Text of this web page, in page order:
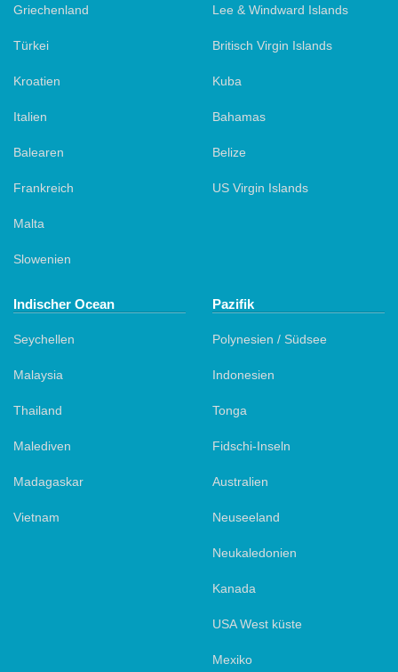
Griechenland
Türkei
Kroatien
Italien
Balearen
Frankreich
Malta
Slowenien
Lee & Windward Islands
Britisch Virgin Islands
Kuba
Bahamas
Belize
US Virgin Islands
Indischer Ocean
Seychellen
Malaysia
Thailand
Malediven
Madagaskar
Vietnam
Pazifik
Polynesien / Südsee
Indonesien
Tonga
Fidschi-Inseln
Australien
Neuseeland
Neukaledonien
Kanada
USA West küste
Mexiko